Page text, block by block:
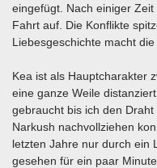
eingefügt. Nach einiger
Fahrt auf. Die Konflikte
Liebesgeschichte macht
Kea ist als Hauptcharakter
eine ganze Weile
gebraucht bis ich den
Narkush nachvollziehen
letzten Jahre nur durch ein
gesehen für ein paar